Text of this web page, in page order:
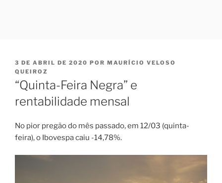
PUBLICADO
EM
3 DE ABRIL DE 2020 POR MAURÍCIO VELOSO
QUEIROZ
“Quinta-Feira Negra” e
rentabilidade mensal
No pior pregão do mês passado, em 12/03 (quinta-
feira), o Ibovespa caiu -14,78%.